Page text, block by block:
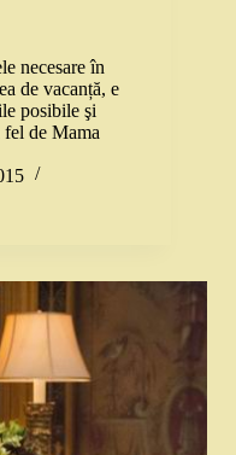
necesare în
de vacanță, e
posibile şi
de Mama